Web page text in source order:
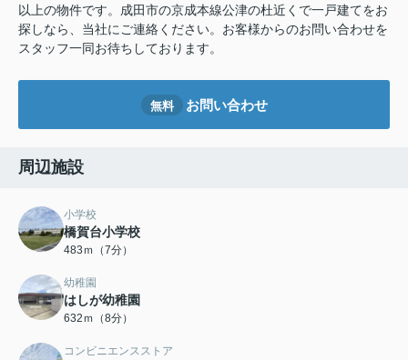
以上の物件です。成田市の京成本線公津の杜近くで一戸建てをお
探しなら、当社にご連絡ください。お客様からのお問い合わせを
スタッフ一同お待ちしております。
無料 お問い合わせ
周辺施設
小学校
橋賀台小学校
483ｍ（7分）
幼稚園
はしが幼稚園
632ｍ（8分）
コンビニエンスストア